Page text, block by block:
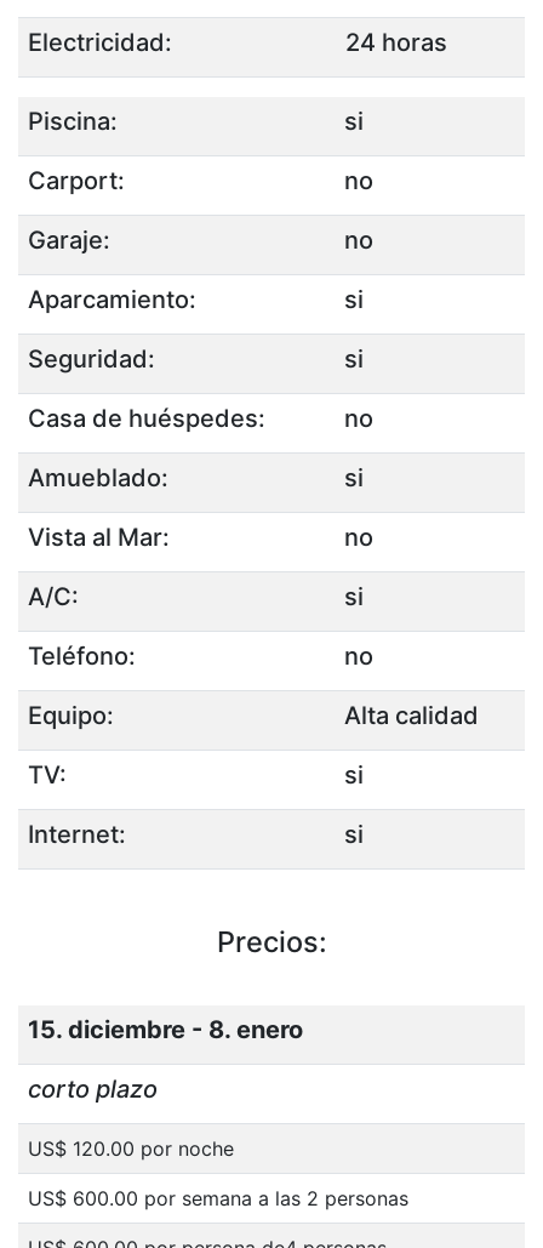
Electricidad: 24 horas
Piscina: si
Carport: no
Garaje: no
Aparcamiento: si
Seguridad: si
Casa de huéspedes: no
Amueblado: si
Vista al Mar: no
A/C: si
Teléfono: no
Equipo: Alta calidad
TV: si
Internet: si
Precios:
15. diciembre - 8. enero
corto plazo
US$ 120.00 por noche
US$ 600.00 por semana a las 2 personas